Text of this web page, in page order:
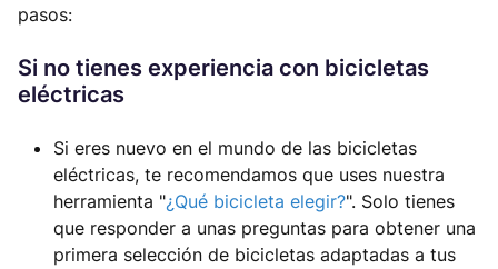
pasos:
Si no tienes experiencia con bicicletas
eléctricas
Si eres nuevo en el mundo de las bicicletas
eléctricas, te recomendamos que uses nuestra
herramienta "¿Qué bicicleta elegir?". Solo tienes
que responder a unas preguntas para obtener una
primera selección de bicicletas adaptadas a tus